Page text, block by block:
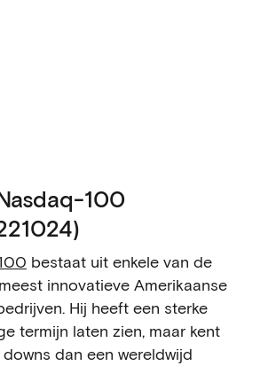
100
bestaat uit enkele van de
innovatieve Amerikaanse
Hij heeft een sterke
termijn laten zien, maar kent
dan een wereldwijd